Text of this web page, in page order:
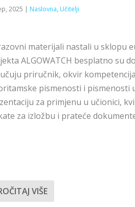
2025 | Naslovna, Učitelji
materijali nastali u sklopu
ALGOWATCH besplatno su
priručnik, okvir
pismenosti i pismenosti
za primjenu u učionici,
za izložbu i prateće
VIŠE